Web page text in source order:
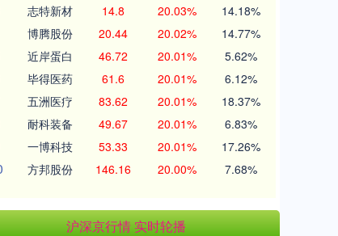
志特新材 14.8 20.03% 14.18%
博腾股份 20.44 20.02% 14.77%
近岸蛋白 46.72 20.01% 5.62%
毕得医药 61.6 20.01% 6.12%
五洲医疗 83.62 20.01% 18.37%
耐科装备 49.67 20.01% 6.83%
一博科技 53.33 20.01% 17.26%
方邦股份 146.16 20.00% 7.68%
沪深京行情 实时轮播